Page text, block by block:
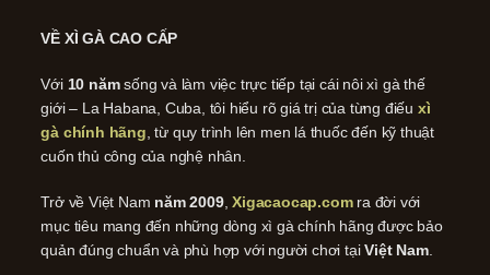
VỀ XÌ GÀ CAO CẤP
Với 10 nămsống và làm việc trực tiếp tại cái nôi xì gà thế
giới – La Habana, Cuba, tôi hiểu rõ giá trị của từng điếu xì
gà chính hãng , từ quy trình lên men lá thuốc đến kỹ thuật
cuốn thủ công của nghệ nhân.
Trở về Việt Nam năm 2009,Xigacaocap.comra đời với
mục tiêu mang đến những dòng xì gà chính hãng được bảo
quản đúng chuẩn và phù hợp với người chơi tạiViệt Nam.